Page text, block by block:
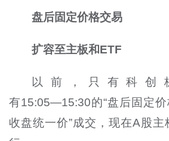
盘后固定价格交易
扩容至主板和ETF
以前，只有科创
有15:05—15:30的“盘后固定
收盘统一价”成交，现在A股主